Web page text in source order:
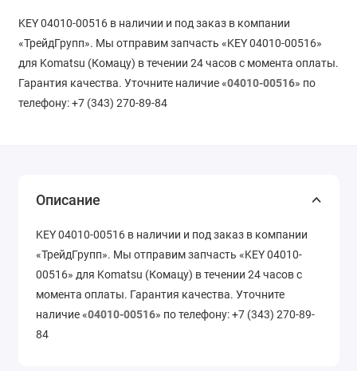
KEY 04010-00516 в наличии и под заказ в компании
«ТрейдГрупп». Мы отправим запчасть «KEY 04010-00516»
для Komatsu (Комацу) в течении 24 часов с момента оплаты.
Гарантия качества. Уточните наличие «04010-00516» по
телефону: +7 (343) 270-89-84
Описание
KEY 04010-00516 в наличии и под заказ в компании
«ТрейдГрупп». Мы отправим запчасть «KEY 04010-
00516» для Komatsu (Комацу) в течении 24 часов с
момента оплаты. Гарантия качества. Уточните
наличие «04010-00516» по телефону: +7 (343) 270-89-
84